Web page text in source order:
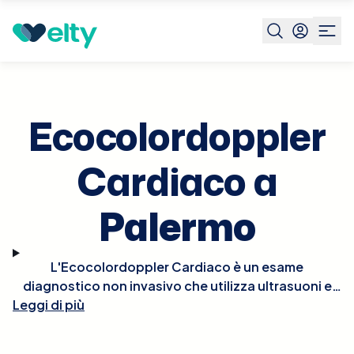
Prenota visita Palermo
Ecocolordoppler
Cardiaco a
Palermo
L'Ecocolordoppler Cardiaco è un esame
diagnostico non invasivo che utilizza ultrasuoni e
tecnologia Doppler per visualizzare in tempo reale le
Leggi di più